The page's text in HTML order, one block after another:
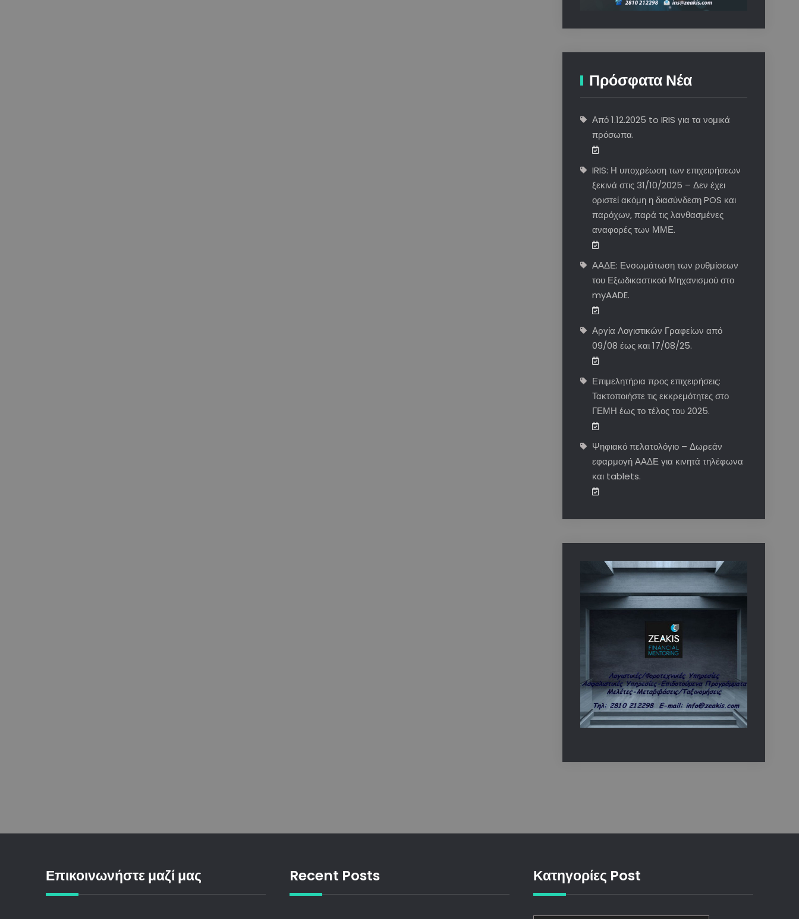
Πρόσφατα Νέα
Από 1.12.2025 to IRIS για τα νομικά
πρόσωπα.
IRIS: Η υποχρέωση των επιχειρήσεων
ξεκινά στις 31/10/2025 – Δεν έχει
οριστεί ακόμη η διασύνδεση POS και
παρόχων, παρά τις λανθασμένες
αναφορές των ΜΜΕ.
ΑΑΔΕ: Ενσωμάτωση των ρυθμίσεων
του Εξωδικαστικού Μηχανισμού στο
myAADE.
Αργία Λογιστικών Γραφείων από
09/08 έως και 17/08/25.
Επιμελητήρια προς επιχειρήσεις:
Τακτοποιήστε τις εκκρεμότητες στο
ΓΕΜΗ έως το τέλος του 2025.
Ψηφιακό πελατολόγιο – Δωρεάν
εφαρμογή ΑΑΔΕ για κινητά τηλέφωνα
και tablets.
Επικοινωνήστε μαζί μας Recent Posts Κατηγορίες Post